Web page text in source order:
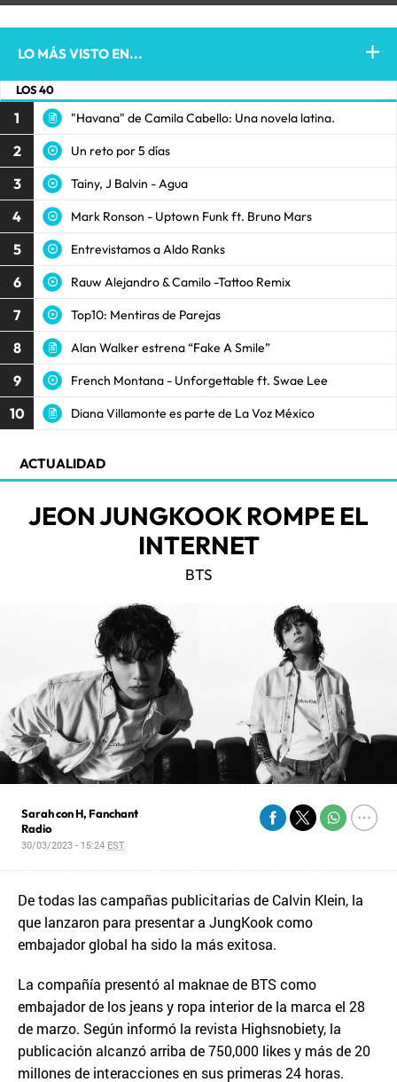
LO MÁS VISTO EN...
LOS 40
1 "Havana" de Camila Cabello: Una novela latina.
2 Un reto por 5 días
3 Tainy, J Balvin - Agua
4 Mark Ronson - Uptown Funk ft. Bruno Mars
5 Entrevistamos a Aldo Ranks
6 Rauw Alejandro & Camilo -Tattoo Remix
7 Top10: Mentiras de Parejas
8 Alan Walker estrena “Fake A Smile”
9 French Montana - Unforgettable ft. Swae Lee
10 Diana Villamonte es parte de La Voz México
ACTUALIDAD
JEON JUNGKOOK ROMPE EL
INTERNET
BTS
Sarah con H, Fanchant
Radio
30/03/2023 - 15:24 EST
De todas las campañas publicitarias de Calvin Klein, la
que lanzaron para presentar a JungKook como
embajador global ha sido la más exitosa.
La compañía presentó al maknae de BTS como
embajador de los jeans y ropa interior de la marca el 28
de marzo. Según informó la revista Highsnobiety, la
publicación alcanzó arriba de 750,000 likes y más de 20
millones de interacciones en sus primeras 24 horas.